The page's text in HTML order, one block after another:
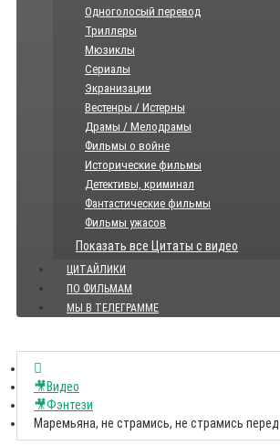
Одноголосый перевод
Триллеры
Мюзиклы
Сериалы
Экранизации
Вестенры / Истерны
Драмы / Мелодрамы
Фильмы о войне
Исторические фильмы
Детективы, криминал
Фантастические фильмы
Фильмы ужасов
Показать все Цитаты с видео
ЦИТАЙЛИКИ
ПО ФИЛЬМАМ
МЫ В ТЕЛЕГРАММЕ
🎥Видео
🎥Фэнтези
Маремьяна, не страмись, не страмись